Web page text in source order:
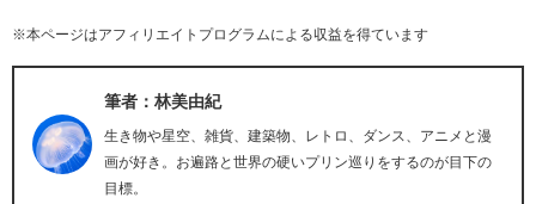
※本ページはアフィリエイトプログラムによる収益を得ています
筆者：林美由紀
生き物や星空、雑貨、建築物、レトロ、ダンス、アニメと漫
画が好き。お遍路と世界の硬いプリン巡りをするのが目下の
目標。